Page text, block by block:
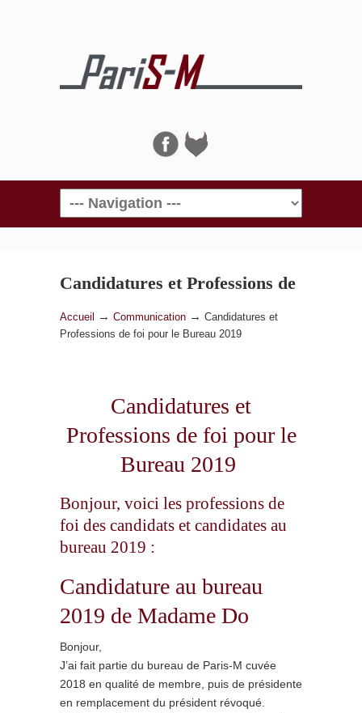
Navigation
Candidatures et Professions de
foi pour le Bureau 2019
Accueil → Communication → Candidatures et
Professions de foi pour le Bureau 2019
Candidatures et
Professions de foi pour le
Bureau 2019
Bonjour, voici les professions de
foi des candidats et candidates au
bureau 2019 :
Candidature au bureau
2019 de Madame Do
Bonjour,
J’ai fait partie du bureau de Paris-M cuvée
2018 en qualité de membre, puis de présidente
en remplacement du président révoqué.